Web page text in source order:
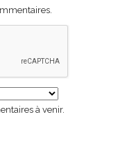
à venir.